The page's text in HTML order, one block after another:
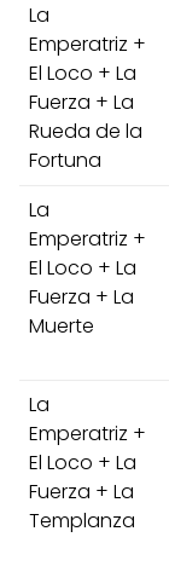
La
Emperatriz +
El Loco + La
Fuerza + La
Rueda de la
Fortuna
La
Emperatriz +
El Loco + La
Fuerza + La
Muerte
La
Emperatriz +
El Loco + La
Fuerza + La
Templanza